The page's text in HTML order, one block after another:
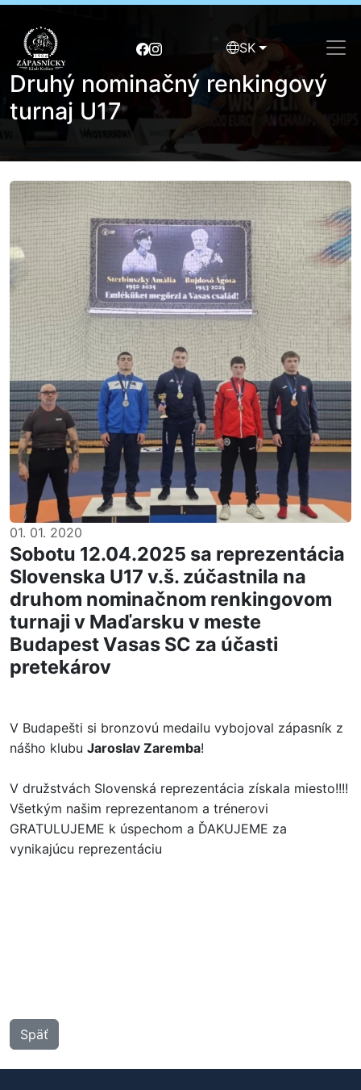
SK
Druhý nominačný renkingový
turnaj U17
01. 01. 2020
Sobotu 12.04.2025 sa reprezentácia
Slovenska U17 v.š. zúčastnila na
druhom nominačnom renkingovom
turnaji v Maďarsku v meste
Budapest Vasas SC za účasti
pretekárov
V Budapešti si bronzovú medailu vybojoval zápasník z
nášho klubu Jaroslav Zaremba!
V družstvách Slovenská reprezentácia získala miesto!!!!
Všetkým našim reprezentanom a trénerovi
GRATULUJEME k úspechom a ĎAKUJEME za
vynikajúcu reprezentáciu
Späť